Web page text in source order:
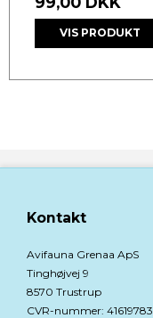
VIS PRODUKT
Kontakt
Avifauna Grenaa ApS
Tinghøjvej 9
8570 Trustrup
CVR-nummer: 41619783